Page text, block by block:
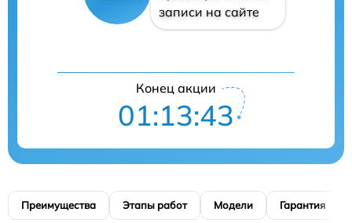
записи на сайте
Конец акции
01:13:42
Преимущества Этапы работ Модели Гарантия